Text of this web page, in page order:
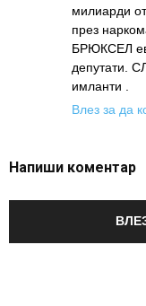
милиарди
през
БРЮКСЕЛ
депутати.
имланти .
Влез за да
Напиши коментар